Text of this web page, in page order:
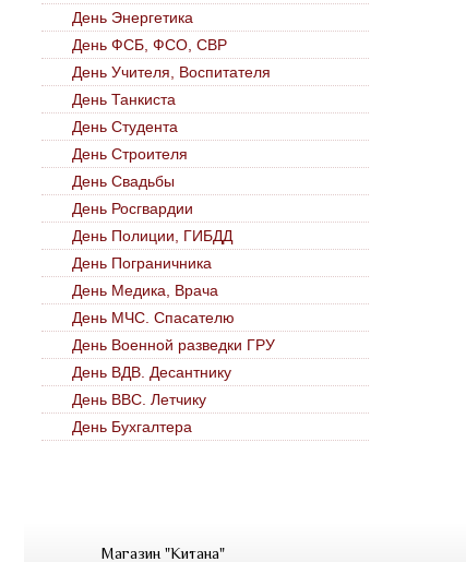
День Энергетика
День ФСБ, ФСО, СВР
День Учителя, Воспитателя
День Танкиста
День Студента
День Строителя
День Свадьбы
День Росгвардии
День Полиции, ГИБДД
День Пограничника
День Медика, Врача
День МЧС. Спасателю
День Военной разведки ГРУ
День ВДВ. Десантнику
День ВВС. Летчику
День Бухгалтера
Магазин "Китана"